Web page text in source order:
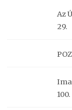
Az
29.
100.